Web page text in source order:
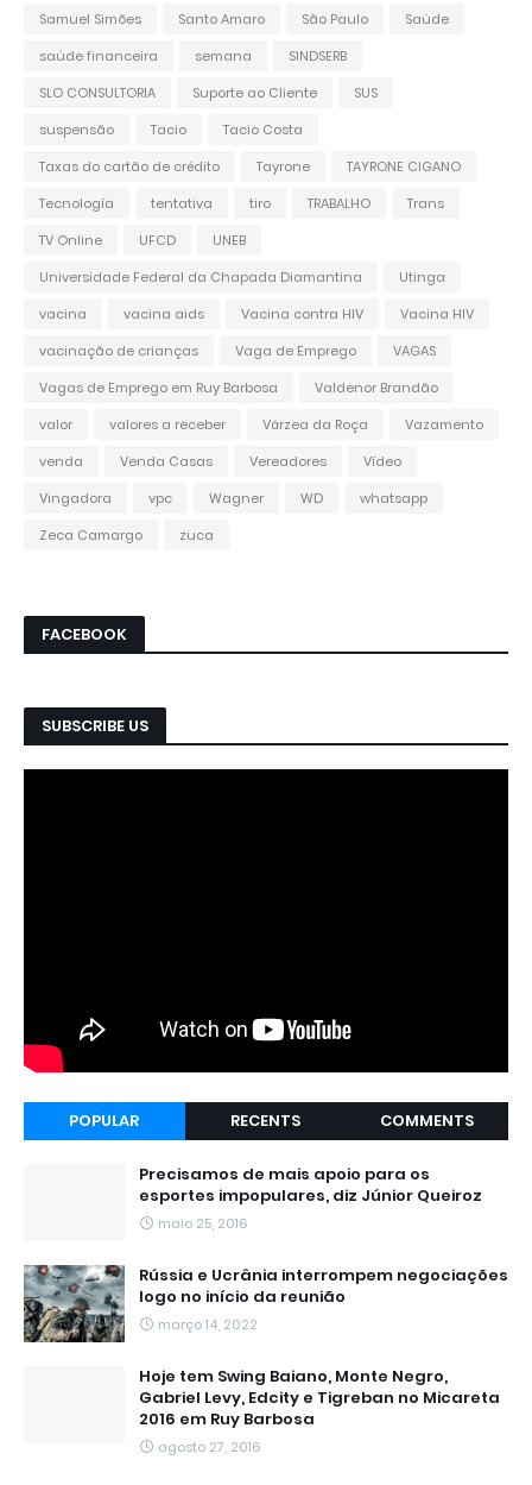
Samuel Simões
Santo Amaro São Paulo
Saúde
saúde financeira
semana
SINDSERB
SLO CONSULTORIA
Suporte ao Cliente
SUS
suspensão
Tacio
Tacio Costa
Taxas do cartão de crédito
Tayrone
TAYRONE CIGANO
Tecnología
tentativa tiro TRABALHO
Trans
TV Online
UFCD
UNEB
Universidade Federal da Chapada Diamantina
Utinga
vacina
vacina aids Vacina contra HIV
Vacina HIV
vacinação de crianças
Vaga de Emprego
VAGAS
Vagas de Emprego em Ruy Barbosa
Valdenor Brandão
valor
valores a receber Várzea da Roça
Vazamento
venda
Venda Casas Vereadores
Vídeo
Vingadora
vpc Wagner WD
whatsapp
Zeca Camargo
zuca
FACEBOOK
SUBSCRIBE US
POPULAR RECENTS COMMENTS
Precisamos de mais apoio para os
esportes impopulares, diz Júnior Queiroz
maio 25, 2016
Rússia e Ucrânia interrompem negociações
logo no início da reunião
março 14, 2022
Hoje tem Swing Baiano, Monte Negro,
Gabriel Levy, Edcity e Tigreban no Micareta
2016 em Ruy Barbosa
agosto 27, 2016